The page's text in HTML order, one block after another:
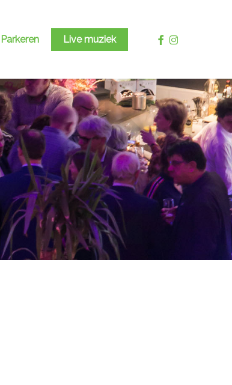
Parkeren Live muziek facebook
instagram